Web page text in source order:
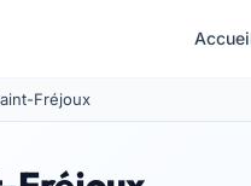
Fréjoux